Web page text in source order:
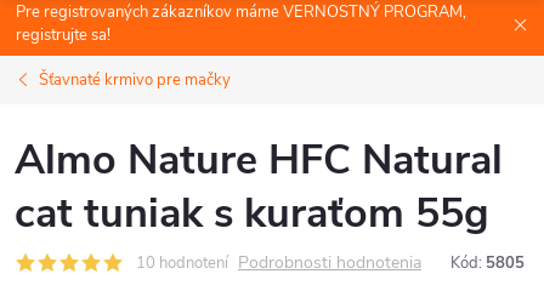
Pre registrovaných zákazníkov máme VERNOSTNÝ PROGRAM,
registrujte sa!
Šťavnaté krmivo pre mačky
Almo Nature HFC Natural
cat tuniak s kuraťom 55g
10 hodnotení Podrobnosti hodnotenia Kód: 5805